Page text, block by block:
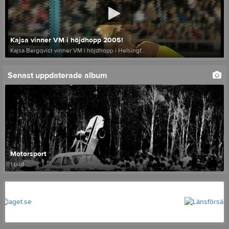
Kajsa vinner VM i höjdhopp 2005!
Kajsa Bergqvist vinner VM i höjdhopp i Helsingf...
Senast uppdaterade album
Motorsport
1 bild